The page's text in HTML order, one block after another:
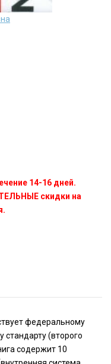
14-16 дней.
скидки на
федеральному
стандарту (второго
содержит 10